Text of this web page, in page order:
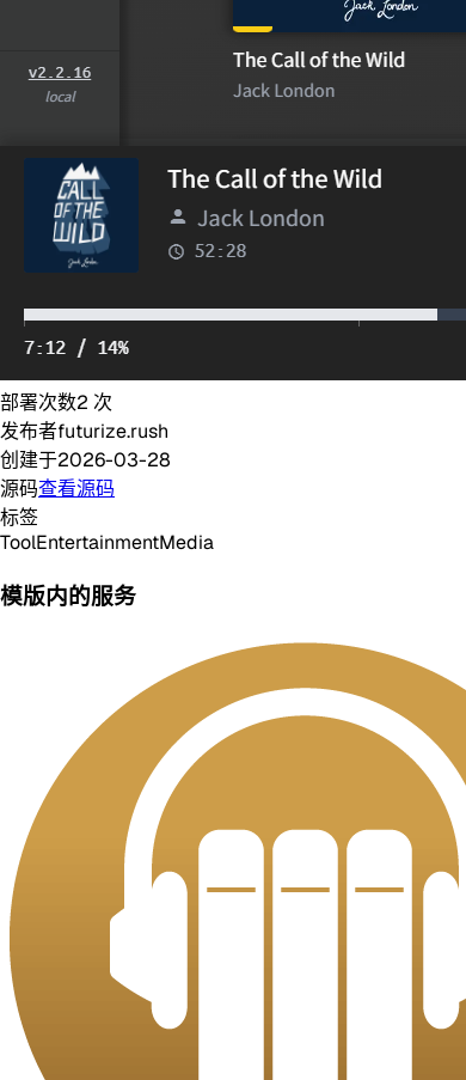
部署次数2 次
发布者futurize.rush
创建于2026-03-28
源码查看源码
标签
ToolEntertainmentMedia
模版内的服务